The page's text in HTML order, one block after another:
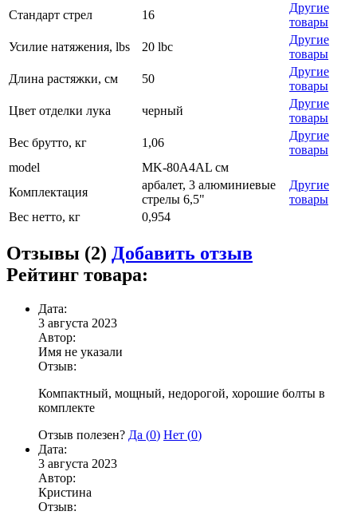
Стандарт стрел
16
Другие
товары
Усилие натяжения, lbs
20 lbc
Другие
товары
Длина растяжки, см
50
Другие
товары
Цвет отделки лука
черный
Другие
товары
Вес брутто, кг
1,06
Другие
товары
model
MK-80A4AL см
Комплектация
арбалет, 3 алюминиевые
стрелы 6,5"
Другие
товары
Вес нетто, кг
0,954
Отзывы (2) Добавить отзыв
Рейтинг товара:
Дата:
3 августа 2023
Автор:
Имя не указали
Отзыв:
Компактный, мощный, недорогой, хорошие болты в
комплекте
Отзыв полезен? Да (0) Нет (0)
Дата:
3 августа 2023
Автор:
Кристина
Отзыв: